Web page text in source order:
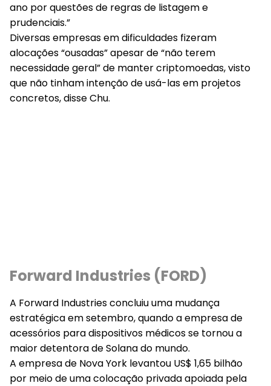
ano por questões de regras de listagem e
prudenciais.”
Diversas empresas em dificuldades fizeram
alocações “ousadas” apesar de “não terem
necessidade geral” de manter criptomoedas, visto
que não tinham intenção de usá-las em projetos
concretos, disse Chu.
Forward Industries (FORD)
A Forward Industries concluiu uma mudança
estratégica em setembro, quando a empresa de
acessórios para dispositivos médicos se tornou a
maior detentora de Solana do mundo.
A empresa de Nova York levantou US$ 1,65 bilhão
por meio de uma colocação privada apoiada pela